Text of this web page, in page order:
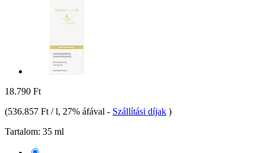
18.790 Ft
(536.857 Ft / l, 27% áfával - Szállítási díjak )
Tartalom: 35 ml